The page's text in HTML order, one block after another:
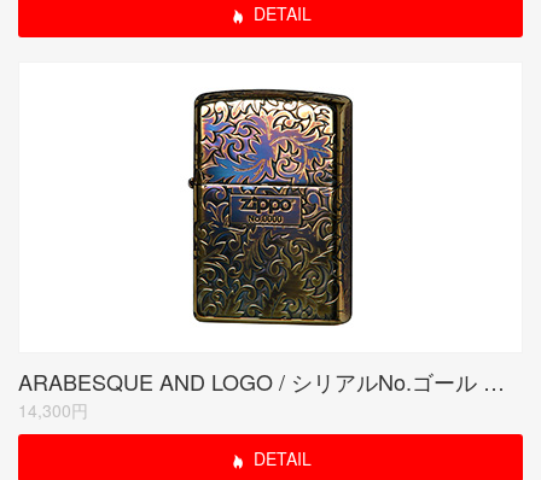
DETAIL
ARABESQUE AND LOGO / シリアルNo.ゴール ド(1)
14,300円
DETAIL